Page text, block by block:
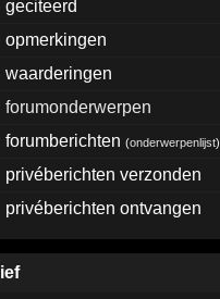
geciteerd
opmerkingen
waarderingen
forumonderwerpen
forumberichten(onderwerpenlijst)
privéberichten verzonden
privéberichten ontvangen